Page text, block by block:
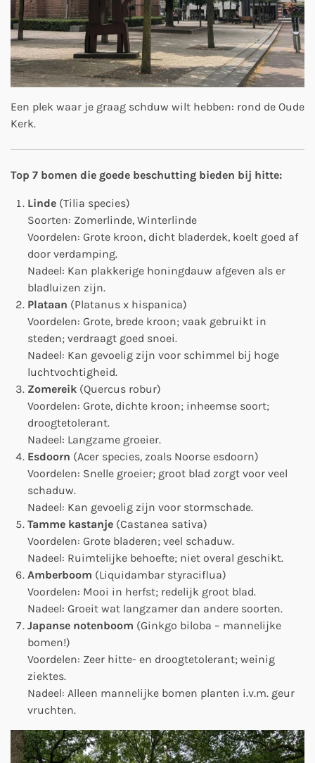
Een plek waar je graag schduw wilt hebben: rond de Oude
Kerk.
Top 7 bomen die goede beschutting bieden bij hitte:
Linde (Tilia species)
Soorten: Zomerlinde, Winterlinde
Voordelen: Grote kroon, dicht bladerdek, koelt goed af
door verdamping.
Nadeel: Kan plakkerige honingdauw afgeven als er
bladluizen zijn.
Plataan (Platanus x hispanica)
Voordelen: Grote, brede kroon; vaak gebruikt in
steden; verdraagt goed snoei.
Nadeel: Kan gevoelig zijn voor schimmel bij hoge
luchtvochtigheid.
Zomereik (Quercus robur)
Voordelen: Grote, dichte kroon; inheemse soort;
droogtetolerant.
Nadeel: Langzame groeier.
Esdoorn (Acer species, zoals Noorse esdoorn)
Voordelen: Snelle groeier; groot blad zorgt voor veel
schaduw.
Nadeel: Kan gevoelig zijn voor stormschade.
Tamme kastanje (Castanea sativa)
Voordelen: Grote bladeren; veel schaduw.
Nadeel: Ruimtelijke behoefte; niet overal geschikt.
Amberboom (Liquidambar styraciflua)
Voordelen: Mooi in herfst; redelijk groot blad.
Nadeel: Groeit wat langzamer dan andere soorten.
Japanse notenboom (Ginkgo biloba – mannelijke
bomen!)
Voordelen: Zeer hitte- en droogtetolerant; weinig
ziektes.
Nadeel: Alleen mannelijke bomen planten i.v.m. geur
vruchten.